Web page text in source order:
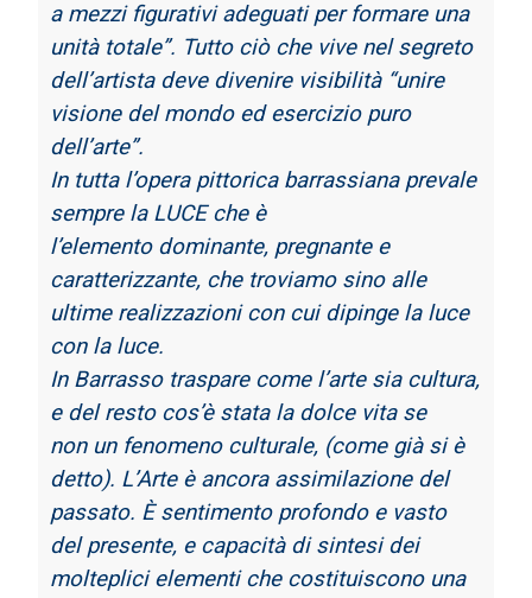
a mezzi figurativi adeguati per formare una
unità totale”. Tutto ciò che vive nel segreto
dell’artista deve divenire visibilità “unire
visione del mondo edesercizio puro
dell’arte”.
In tutta l’opera pittorica barrassiana prevale
sempre la LUCE che è
l’elemento dominante, pregnante e
caratterizzante, che troviamo sino alle
ultime realizzazioni con cuidipinge la luce
con la luce.
In Barrasso traspare come l’arte sia cultura,
e del resto cos’è stata la dolce vita se
non un fenomeno culturale, (come già si è
detto). L’Arte è ancora assimilazione del
passato. Èsentimento profondo e vasto
del presente, e capacità di sintesi dei
molteplici elementi che costituiscono una